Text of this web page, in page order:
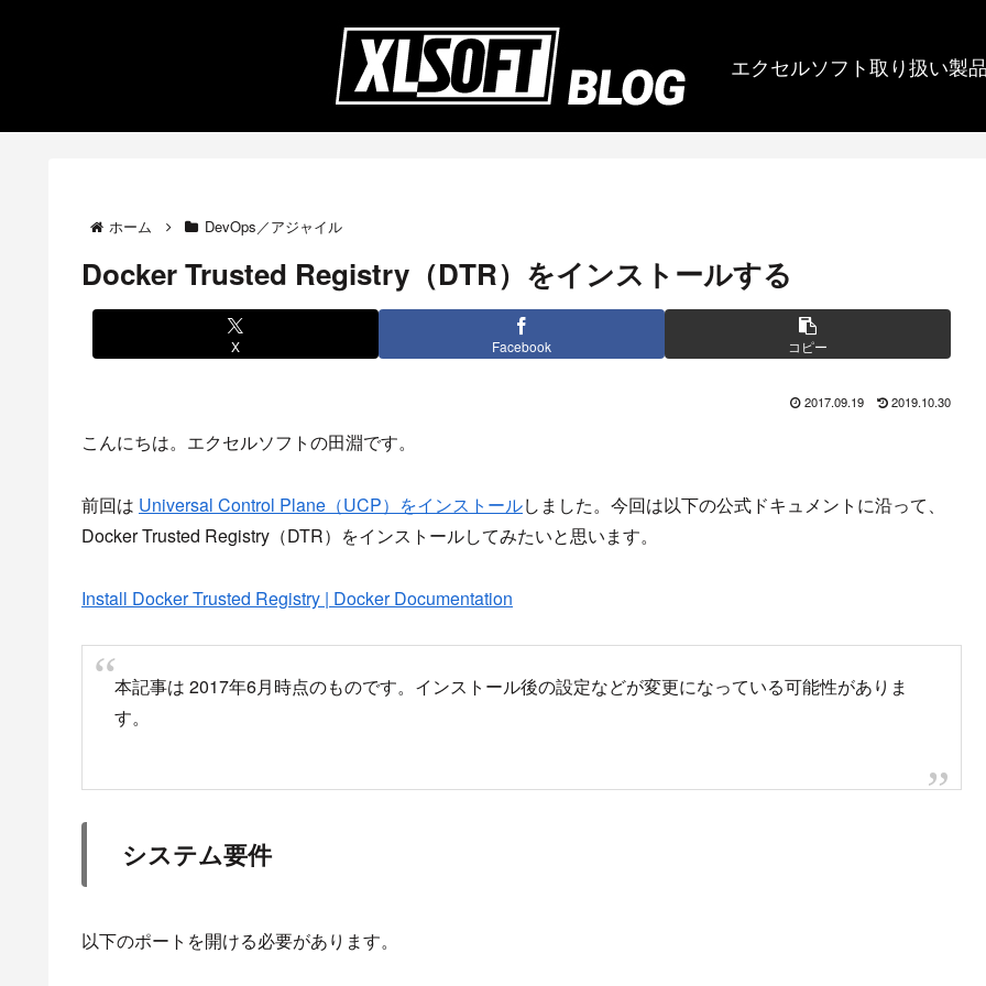
エクセルソフト取り扱い製
ホーム DevOps／アジャイル
Docker Trusted Registry（DTR）をインストールする
X Facebook コピー
2017.09.19 2019.10.30
こんにちは。エクセルソフトの田淵です。
前回は Universal Control Plane（UCP）をインストールしました。今回は以下の公式ドキュメントに沿って、
Docker Trusted Registry（DTR）をインストールしてみたいと思います。
Install Docker Trusted Registry | Docker Documentation
本記事は 2017年6月時点のものです。インストール後の設定などが変更になっている可能性がありま
す。
システム要件
以下のポートを開ける必要があります。